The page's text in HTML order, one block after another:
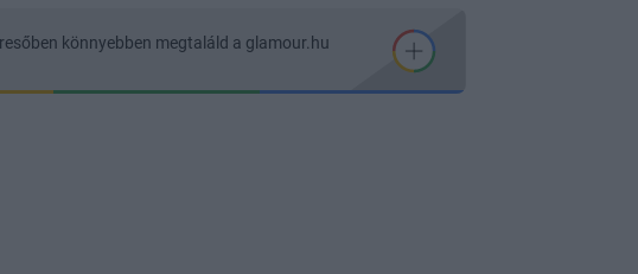
könnyebben megtaláld a glamour.hu